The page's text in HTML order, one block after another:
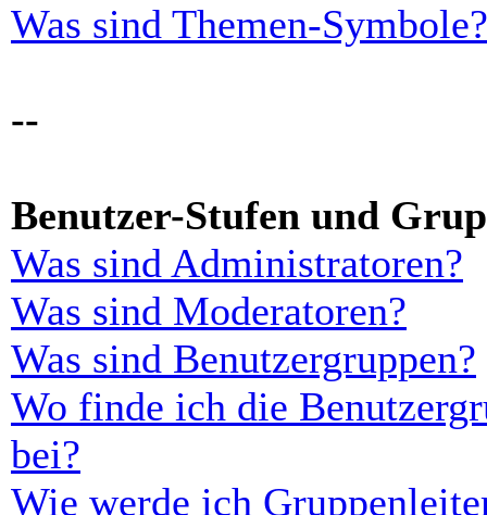
Was sind Themen-Symbole?
--
Benutzer-Stufen und
Was sind Administratoren?
Was sind Moderatoren?
Was sind Benutzergruppen?
Wo finde ich die
bei?
Wie werde ich